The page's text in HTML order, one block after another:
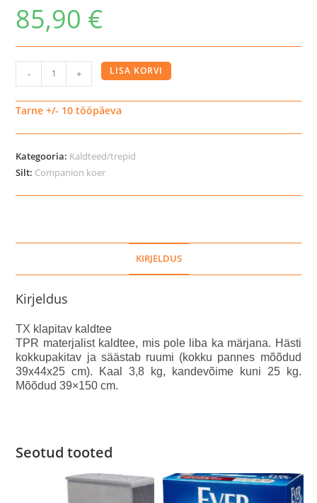
85,90 €
klapitav
kaldtee
- + LISA KORVI
Tarne +/- 10 tööpäeva
Kategooria: Kaldteed/trepid
Silt: Companion koer
KIRJELDUS
Kirjeldus
TX klapitav kaldtee
TPR materjalist kaldtee, mis pole liba ka märjana. Hästi
kokkupakitav ja säästab ruumi (kokku pannes mõõdud
39x44x25 cm). Kaal 3,8 kg, kandevõime kuni 25 kg.
Mõõdud 39×150 cm.
Seotud tooted